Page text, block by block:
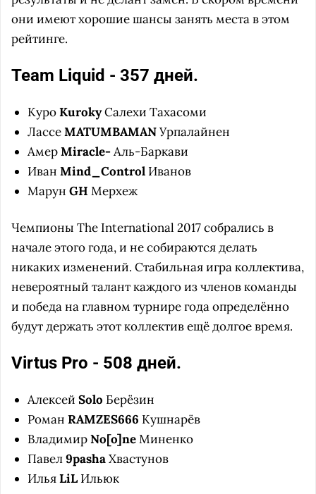
они имеют хорошие шансы занять места в этом
рейтинге.
Team Liquid - 357 дней.
КуроKurokyСалехи Тахасоми
ЛассеMATUMBAMANУрпалайнен
АмерMiracle-Аль-Баркави
Иван Mind_Control Иванов
Марун GH Мерхеж
Чемпионы The International 2017 собрались в
начале этого года, и не собираются делать
никаких изменений. Стабильная игра коллектива,
невероятный талант каждого из членов команды
и победа на главном турнире года определённо
будут держать этот коллектив ещё долгое время.
Virtus Pro - 508 дней.
Алексей Solo Берёзин
Роман RAMZES666 Кушнарёв
ВладимирNo[o]neМиненко
Павел9pashaХвастунов
ИльяLiL Ильюк